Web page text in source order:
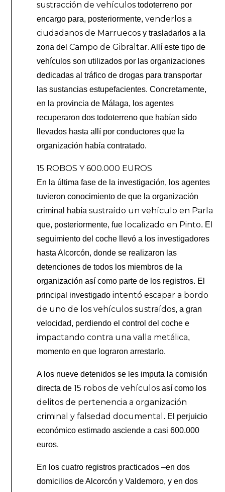
sustracción de vehículos todoterreno por
encargo para, posteriormente,venderlos a
ciudadanos de Marruecos y trasladarlos a la
zona delCampo de Gibraltar. Allí este tipo de
vehículos son utilizados por las organizaciones
dedicadas al tráfico de drogas para transportar
las sustancias estupefacientes. Concretamente,
en la provincia de Málaga, los agentes
recuperaron dos todoterreno que habían sido
llevados hasta allí por conductores que la
organización había contratado.
15 ROBOS Y 600.000 EUROS
En la última fase de la investigación, los agentes
tuvieron conocimiento de que la organización
criminal había sustraído un vehículo en Parla
que, posteriormente, fue localizado en Pinto. El
seguimiento del coche llevó a los investigadores
hasta Alcorcón, donde se realizaron las
detenciones de todos los miembros de la
organización así como parte de los registros. El
principal investigadointentó escapar a bordo
de uno de los vehículos sustraídos, a gran
velocidad, perdiendo el control del coche e
impactando contra una valla metálica,
momento en que lograron arrestarlo.
A los nueve detenidos se les imputa la comisión
directa de15 robos de vehículos así como los
delitos de pertenencia a organización
criminal y falsedad documental . El perjuicio
económico estimado asciende a casi 600.000
euros.
En los cuatro registros practicados –en dos
domicilios de Alcorcón y Valdemoro, y en dos